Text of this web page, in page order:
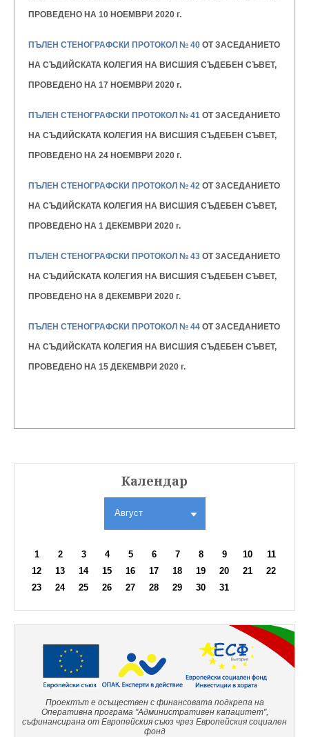
ПРОВЕДЕНО НА 10 НОЕМВРИ 2020 г.
ПЪЛЕН СТЕНОГРАФСКИ ПРОТОКОЛ № 40 ОТ ЗАСЕДАНИЕТО
НА СЪДИЙСКАТА КОЛЕГИЯ НА ВИСШИЯ СЪДЕБЕН СЪВЕТ,
ПРОВЕДЕНО НА 17 НОЕМВРИ 2020 г.
ПЪЛЕН СТЕНОГРАФСКИ ПРОТОКОЛ № 41 ОТ ЗАСЕДАНИЕТО
НА СЪДИЙСКАТА КОЛЕГИЯ НА ВИСШИЯ СЪДЕБЕН СЪВЕТ,
ПРОВЕДЕНО НА 24 НОЕМВРИ 2020 г.
ПЪЛЕН СТЕНОГРАФСКИ ПРОТОКОЛ № 42 ОТ ЗАСЕДАНИЕТО
НА СЪДИЙСКАТА КОЛЕГИЯ НА ВИСШИЯ СЪДЕБЕН СЪВЕТ,
ПРОВЕДЕНО НА 1 ДЕКЕМВРИ 2020 г.
ПЪЛЕН СТЕНОГРАФСКИ ПРОТОКОЛ № 43 ОТ ЗАСЕДАНИЕТО
НА СЪДИЙСКАТА КОЛЕГИЯ НА ВИСШИЯ СЪДЕБЕН СЪВЕТ,
ПРОВЕДЕНО НА 8 ДЕКЕМВРИ 2020 г.
ПЪЛЕН СТЕНОГРАФСКИ ПРОТОКОЛ № 44 ОТ ЗАСЕДАНИЕТО
НА СЪДИЙСКАТА КОЛЕГИЯ НА ВИСШИЯ СЪДЕБЕН СЪВЕТ,
ПРОВЕДЕНО НА 15 ДЕКЕМВРИ 2020 г.
Календар
Август
1 2 3 4 5 6 7 8 9 10
11
12
13 14 15 16 17 18 19 20 21
22
23
24 25 26 27 28 29 30 31
Проектът е осъществен с финансовата подкрепа на
Оперативна програма "Административен капацитет",
съфинансирана от Европейския съюз чрез Европейския социален
фонд